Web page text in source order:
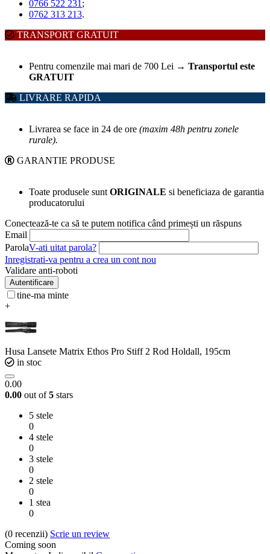
0766 522 231 ;
0762 313 213.
TRANSPORT GRATUIT
Pentru comenzile mai mari de 700 Lei → Transportul este
GRATUIT
LIVRARE RAPIDA
Livrarea se face in 24 de ore (maxim 48h pentru zonele
rurale).
GARANTIE PRODUSE
Toate produsele sunt ORIGINALE si beneficiaza de garantia
producatorului
Conectează-te ca să te putem notifica când primești un răspuns
Email
ParolaV-ati uitat parola?
Inregistrati-va pentru a crea un cont nou
Validare anti-roboti
Autentificare
tine-ma minte
+
Husa Lansete Matrix Ethos Pro Stiff 2 Rod Holdall, 195cm
in stoc
0.00
0.00 out of5 stars
5 stele
0
4 stele
0
3 stele
0
2 stele
0
1 stea
0
(0 recenzii) Scrie un review
Coming soon